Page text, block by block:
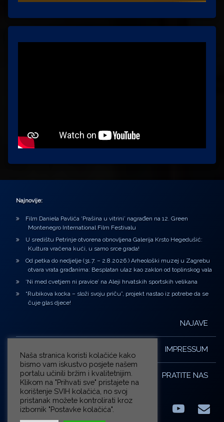
Najnovije:
Film Daniela Pavlića ‘Prašina u vitrini’ nagrađen na 12. Green
Montenegro International Film Festivalu
U središtu Petrinje otvorena obnovljena Galerija Krsto Hegedušić:
Kultura vraćena kući, u samo srce grada!
Od petka do nedjelje (31.7. – 2.8.2026.) Arheološki muzej u Zagrebu
otvara vrata građanima: Besplatan ulaz kao zaklon od toplinskog vala
‘Ni med cvetjem ni pravice’ na Aleji hrvatskih sportskih velikana
“Rubikova kocka – složi svoju priču”, projekt nastao iz potrebe da se
čuje glas djece!
NAJAVE
IMPRESSUM
PRATITE NAS
FacebookLinkedIn E-
Naša stranica koristi kolačiće kako
bismo vam iskustvo posjete našem
portalu učinili bržim i kvalitetnijim.
Klikom na "Prihvati sve" pristajete na
korištenje SVIH kolačića, no svoj
pristanak možete kontrolirati kroz
izbornik "Postavke kolačića".